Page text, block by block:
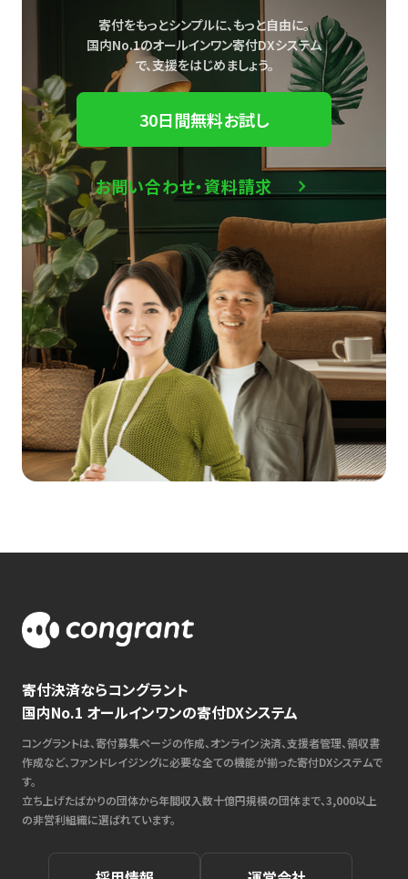
寄付をもっとシンプルに、もっと自由に。
国内No.1のオールインワン寄付DXシステム
で、支援をはじめましょう。
30日間無料お試し
お問い合わせ・資料請求
寄付決済ならコングラント
国内No.1 オールインワンの寄付DXシステム
コングラントは、寄付募集ページの作成、オンライン決済、支援者管理、領収書
作成など、ファンドレイジングに必要な全ての機能が揃った寄付DXシステムで
す。
立ち上げたばかりの団体から年間収入数十億円規模の団体まで、3,000以上
の非営利組織に選ばれています。